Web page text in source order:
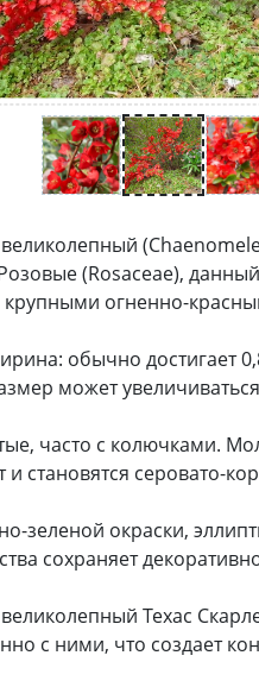
(Rosaceae),
крупными огненно-
обычно достигает
может
часто с колючками.
и становятся серовато-
зеленой окраски,
сохраняет
Техас
с ними, что создает